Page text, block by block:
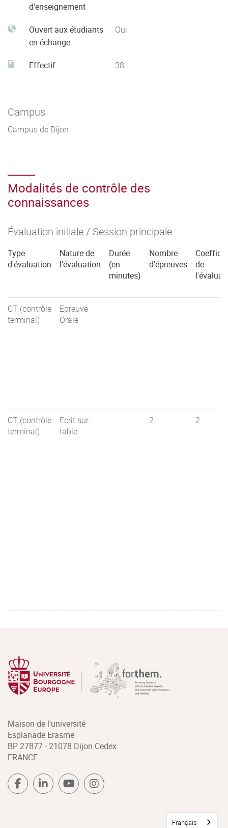
d'enseignement
Ouvert aux étudiants
en échange
Oui
Effectif 38
Campus
Campus de Dijon
Modalités de contrôle des
connaissances
Évaluation initiale / Session principale
Type
d'évaluation
Nature de
l'évaluation
Durée
(en
minutes)
Nombre
d'épreuves
de
CT (contrôle
terminal)
Epreuve
Orale
CT (contrôle
terminal)
Ecrit sur
table
2 2
Maison de l'université
Esplanade Erasme
BP 27877 - 21078 Dijon Cedex
FRANCE
Français